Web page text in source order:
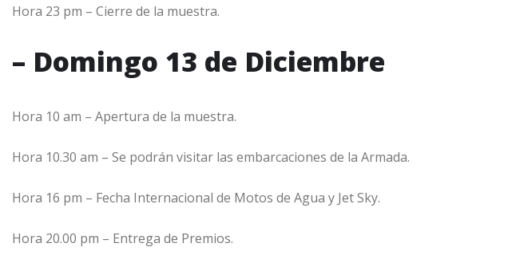
Hora 23 pm – Cierre de la muestra.
– Domingo 13 de Diciembre
Hora 10 am – Apertura de la muestra.
Hora 10.30 am – Se podrán visitar las embarcaciones de la Armada.
Hora 16 pm – Fecha Internacional de Motos de Agua y Jet Sky.
Hora 20.00 pm – Entrega de Premios.